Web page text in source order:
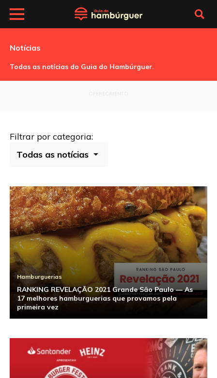
Notícias
Todas as notícias do Guia do Hambúrguer.
Filtrar por categoria:
Hamburguerias
RANKING REVELAÇÃO 2021 Grande São Paulo — As
17 melhores hamburguerias que provamos pela
primeira vez